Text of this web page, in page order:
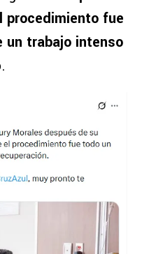
procedimiento fue
un trabajo intenso